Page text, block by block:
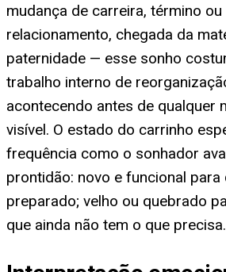
mudança de carreira, término
relacionamento, chegada da
paternidade — esse sonho
trabalho interno de
acontecendo antes de qualquer
visível. O estado do carrinho
frequência como o sonhador
prontidão: novo e funcional para
preparado; velho ou quebrado
que ainda não tem o que precisa.